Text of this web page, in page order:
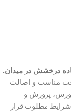
درخشش در میدان.
مناسب و اصالت
کورس، پرورش و
مطلوب قرار